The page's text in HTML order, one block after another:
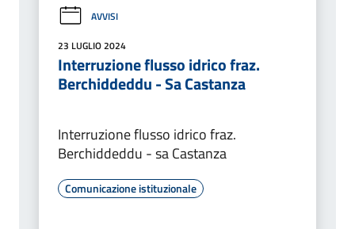
AVVISI
23 LUGLIO 2024
Interruzione flusso idrico fraz.
Berchiddeddu - Sa Castanza
Interruzione flusso idrico fraz.
Berchiddeddu - sa Castanza
Comunicazione istituzionale